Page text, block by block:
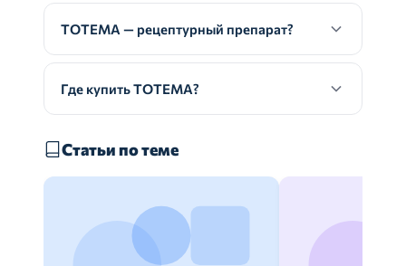
ТОТЕМА — рецептурный препарат?
Где купить ТОТЕМА?
Статьи по теме